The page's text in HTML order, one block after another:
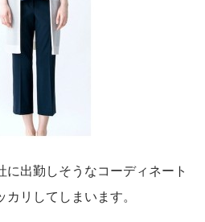
に出勤しそうなコーディネート
リしてしまいます。